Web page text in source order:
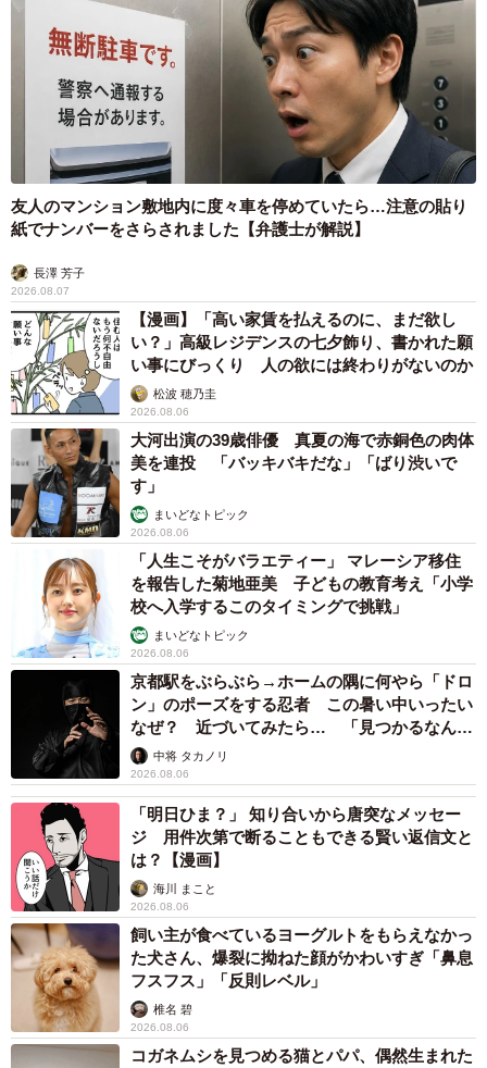
友人のマンション敷地内に度々車を停めていたら…注意の貼り
紙でナンバーをさらされました【弁護士が解説】
長澤 芳子
2026.08.07
【漫画】「高い家賃を払えるのに、まだ欲し
い？」高級レジデンスの七夕飾り、書かれた願
い事にびっくり 人の欲には終わりがないのか
松波 穂乃圭
2026.08.06
大河出演の39歳俳優 真夏の海で赤銅色の肉体
美を連投 「バッキバキだな」「ばり渋いで
す」
まいどなトピック
2026.08.06
「人生こそがバラエティー」 マレーシア移住
を報告した菊地亜美 子どもの教育考え「小学
校へ入学するこのタイミングで挑戦」
まいどなトピック
2026.08.06
京都駅をぶらぶら→ホームの隅に何やら「ドロ
ン」のポーズをする忍者 この暑い中いったい
なぜ？ 近づいてみたら… 「見つかるなんて
未熟」中将 タカノリ
2026.08.06
「明日ひま？」 知り合いから唐突なメッセー
ジ 用件次第で断ることもできる賢い返信文と
は？【漫画】
海川 まこと
2026.08.06
飼い主が食べているヨーグルトをもらえなかっ
た犬さん、爆裂に拗ねた顔がかわいすぎ「鼻息
フスフス」「反則レベル」
椎名 碧
2026.08.06
コガネムシを見つめる猫とパパ、偶然生まれた